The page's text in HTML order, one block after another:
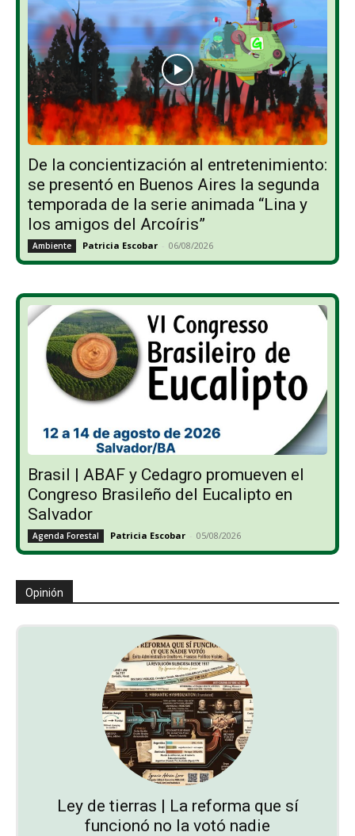
De la concientización al entretenimiento:
se presentó en Buenos Aires la segunda
temporada de la serie animada “Lina y
los amigos del Arcoíris”
Ambiente Patricia Escobar - 06/08/2026
Brasil | ABAF y Cedagro promueven el
Congreso Brasileño del Eucalipto en
Salvador
Agenda Forestal Patricia Escobar - 05/08/2026
Opinión
Ley de tierras | La reforma que sí
funcionó no la votó nadie